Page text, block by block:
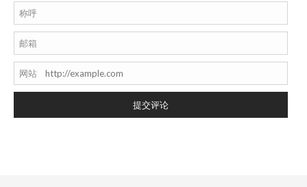
称呼
邮箱
网站
提交评论